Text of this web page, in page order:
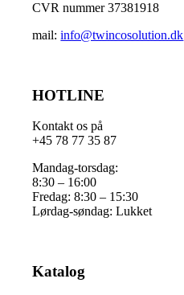
CVR nummer 37381918
mail:info@twincosolution.dk
HOTLINE
Kontakt os på
+45 78 77 35 87
Mandag-torsdag:
8:30 – 16:00
Fredag: 8:30 – 15:30
Lørdag-søndag: Lukket
Katalog